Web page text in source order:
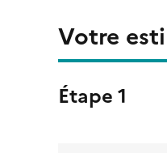
Votre
Étape 1